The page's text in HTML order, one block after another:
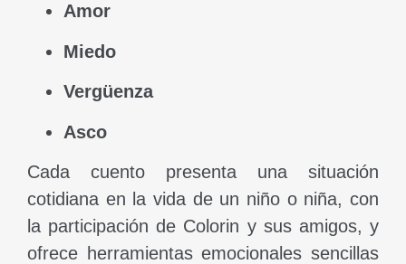
Amor
Miedo
Vergüenza
Asco
Cada cuento presenta una situación
cotidiana en la vida de un niño o niña, con
la participación de Colorin y sus amigos, y
ofrece herramientas emocionales sencillas